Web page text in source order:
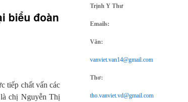
biểu đoàn
tiếp chất vấn các
chị Nguyễn Thị
Trịnh Y Thư
Emails:
Văn:
vanviet.van14@gmail.com
Thơ:
tho.vanviet.vd@gmail.com